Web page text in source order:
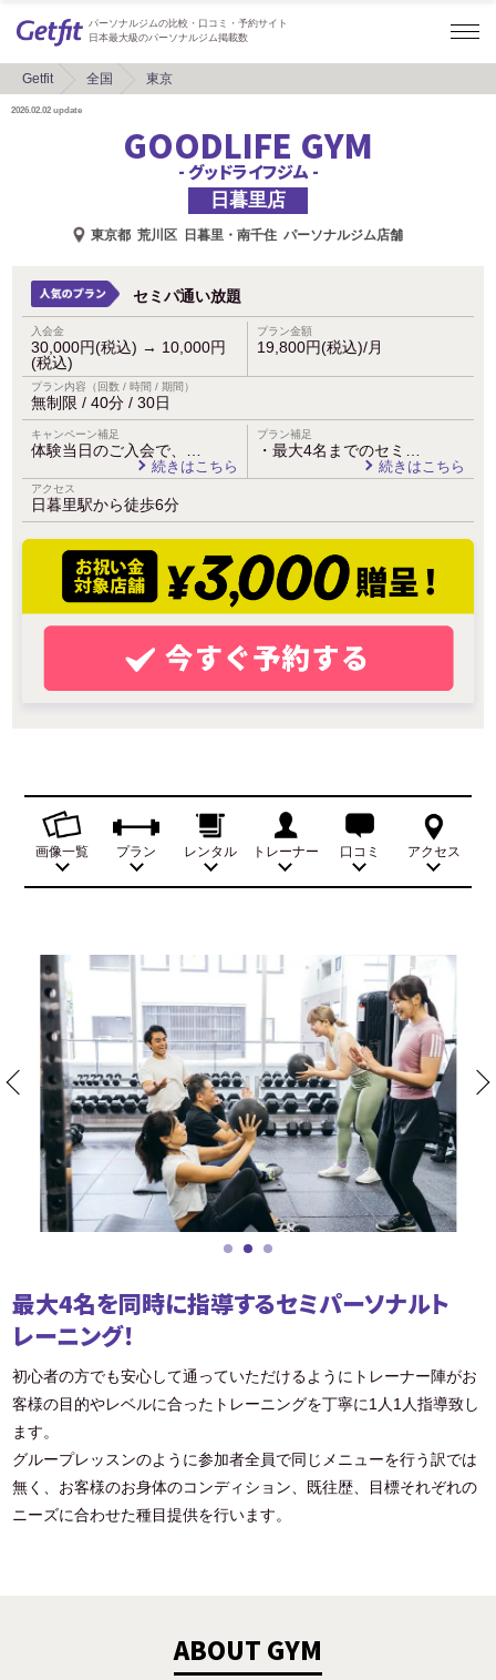
パーソナルジムの比較・口コミ・予約サイト
日本最大級のパーソナルジム掲載数
Getfit 全国 東京
2026.02.02 update
GOODLIFE GYM
- グッドライフジム -
日暮里店
東京都 荒川区 日暮里・南千住 パーソナルジム店舗
セミパ通い放題
入会金
30,000円(税込) → 10,000円
(税込)
プラン金額
19,800円(税込)/月
プラン内容（回数 / 時間 / 期間）
無制限 / 40分 / 30日
キャンペーン補足
体験当日のご入会で、…
続きはこちら
プラン補足
・最大4名までのセミ…
続きはこちら
アクセス
日暮里駅から徒歩6分
画像一覧 プラン レンタル トレーナー 口コミ アクセス
最大4名を同時に指導するセミパーソナルト
レーニング！
初心者の方でも安心して通っていただけるようにトレーナー陣がお
客様の目的やレベルに合ったトレーニングを丁寧に1人1人指導致し
ます。
グループレッスンのように参加者全員で同じメニューを行う訳では
無く、お客様のお身体のコンディション、既往歴、目標それぞれの
ニーズに合わせた種目提供を行います。
ABOUT GYM